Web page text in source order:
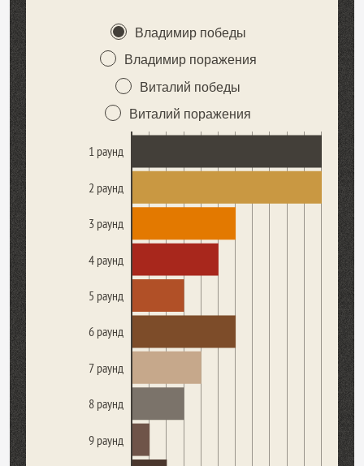
Владимир победы
Владимир поражения
Виталий победы
Виталий поражения
1 раунд
2 раунд
3 раунд
4 раунд
5 раунд
6 раунд
7 раунд
8 раунд
9 раунд